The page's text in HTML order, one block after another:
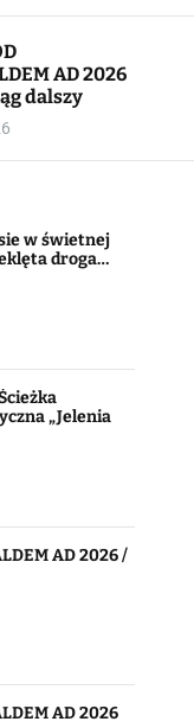
l
c
AD 2026
dalszy
w świetnej
droga…
„Jelenia
AD 2026 /
AD 2026